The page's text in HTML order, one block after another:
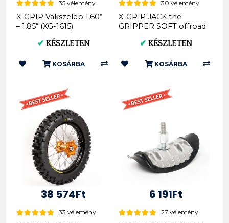
35 vélemény
X-GRIP Vakszelep 1,60“
– 1,85“ (XG-1615)
✔ KÉSZLETEN
KOSÁRBA
30 vélemény
X-GRIP JACK the
GRIPPER SOFT offroad
XG-2103
✔ KÉSZLETEN
KOSÁRBA
38 574Ft
33 vélemény
6 191Ft
27 vélemény